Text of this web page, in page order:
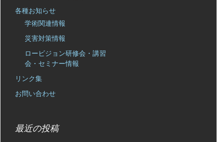
各種お知らせ
学術関連情報
災害対策情報
ロービジョン研修会・講習
会・セミナー情報
リンク集
お問い合わせ
最近の投稿